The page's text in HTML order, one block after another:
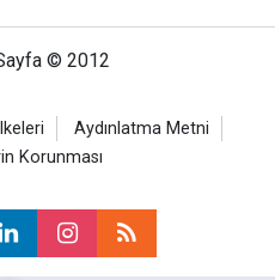
© 2012
Aydınlatma Metni
Korunması